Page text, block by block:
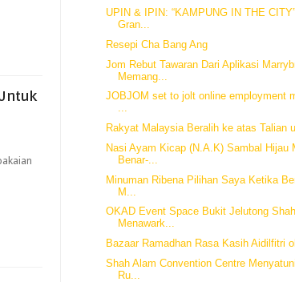
UPIN & IPIN: “KAMPUNG IN THE
Gran...
Resepi Cha Bang Ang
Jom Rebut Tawaran Dari Aplikasi
Memang...
JOBJOM set to jolt online employment
...
Rakyat Malaysia Beralih ke atas Talian
Nasi Ayam Kicap (N.A.K) Sambal Hijau
Benar-...
Minuman Ribena Pilihan Saya Ketika
M...
OKAD Event Space Bukit Jelutong
Menawark...
Bazaar Ramadhan Rasa Kasih Aidilfitri
Shah Alam Convention Centre
Ru...